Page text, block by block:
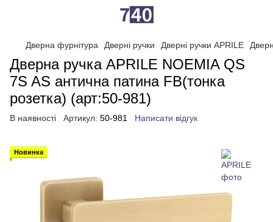
Дверна фурнітура Дверні ручки Дверні ручки APRILE
Дверна ручка APRILE NOEMIA QS
7S AS антична патина FB(тонка
розетка) (арт:50-981)
В наявності Артикул: 50-981 Написати відгук
Новинка